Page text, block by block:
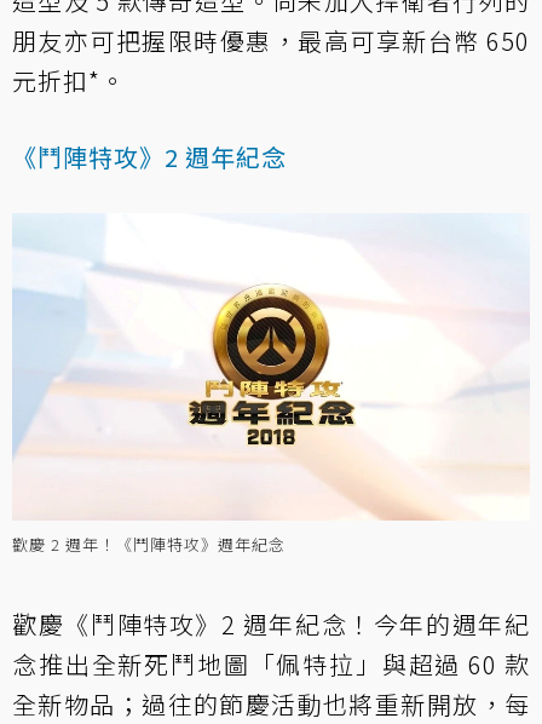
朋友亦可把握限時優惠，最高可享新台幣 650
元折扣*。
《鬥陣特攻》2 週年紀念
歡慶 2 週年！《鬥陣特攻》週年紀念
歡慶《鬥陣特攻》2 週年紀念！今年的週年紀
念推出全新死鬥地圖「佩特拉」與超過 60 款
全新物品；過往的節慶活動也將重新開放，每